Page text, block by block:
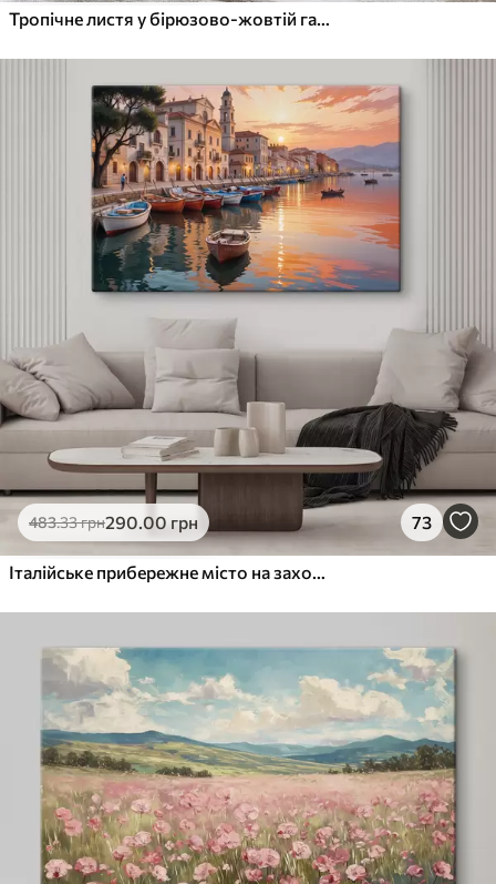
✓Яскраві, насичені кольори
Поверхня з текстурою полотна
Екологічний матеріал
Тропічне листя у бірюзово-жовтій гамі у стилі «акварельний ефект»
483.33грн290.00 грн 73
Італійське прибережне місто на заході сонця з барвистими будівлями вздовж набережної та човнами, що пливуть у спокійних водах